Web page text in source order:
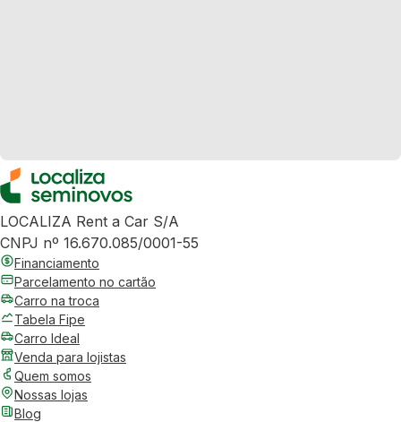
LOCALIZA Rent a Car S/A
CNPJ nº 16.670.085/0001-55
Financiamento
Parcelamento no cartão
Carro na troca
Tabela Fipe
Carro Ideal
Venda para lojistas
Quem somos
Nossas lojas
Blog